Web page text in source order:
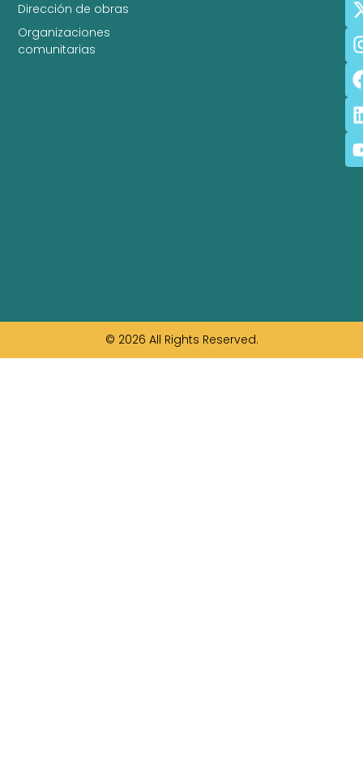
Dirección de obras
Organizaciones
comunitarias
© 2026 All Rights Reserved.